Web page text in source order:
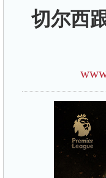
切尔西